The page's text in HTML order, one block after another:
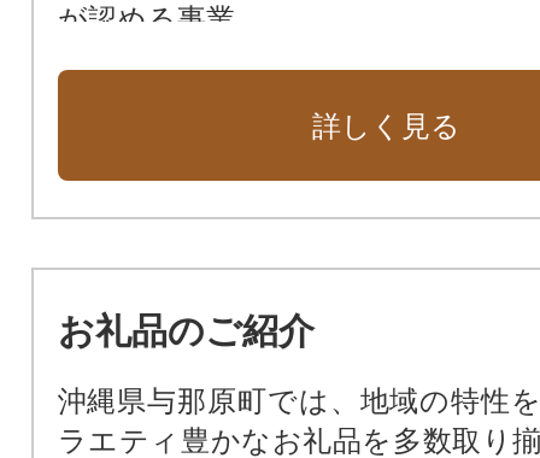
が認める事業
詳しく見る
お礼品のご紹介
沖縄県与那原町では、地域の特性
ラエティ豊かなお礼品を多数取り